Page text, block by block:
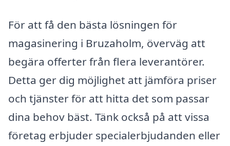
För att få den bästa lösningen för
magasinering i Bruzaholm, överväg att
begära offerter från flera leverantörer.
Detta ger dig möjlighet att jämföra priser
och tjänster för att hitta det som passar
dina behov bäst. Tänk också på att vissa
företag erbjuder specialerbjudanden eller